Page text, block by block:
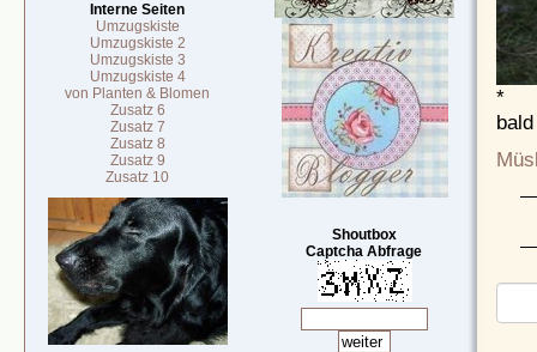
Interne Seiten
Umzugskiste
Umzugskiste 2
Umzugskiste 3
Umzugskiste 4
von Planten & Blomen
Zusatz 6
Zusatz 7
Zusatz 8
Zusatz 9
Zusatz 10
Shoutbox
Captcha Abfrage
*